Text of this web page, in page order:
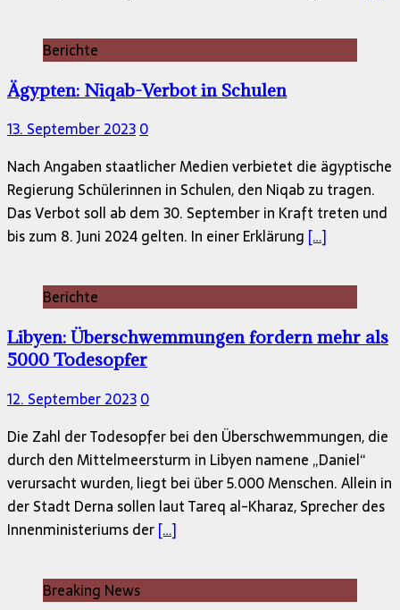
Berichte
Ägypten: Niqab-Verbot in Schulen
13. September 20230
Nach Angaben staatlicher Medien verbietet die ägyptische
Regierung Schülerinnen in Schulen, den Niqab zu tragen.
Das Verbot soll ab dem 30. September in Kraft treten und
bis zum 8. Juni 2024 gelten. In einer Erklärung […]
Berichte
Libyen: Überschwemmungen fordern mehr als
5000 Todesopfer
12. September 20230
Die Zahl der Todesopfer bei den Überschwemmungen, die
durch den Mittelmeersturm in Libyen namene „Daniel“
verursacht wurden, liegt bei über 5.000 Menschen. Allein in
der Stadt Derna sollen laut Tareq al-Kharaz, Sprecher des
Innenministeriums der[…]
Breaking News